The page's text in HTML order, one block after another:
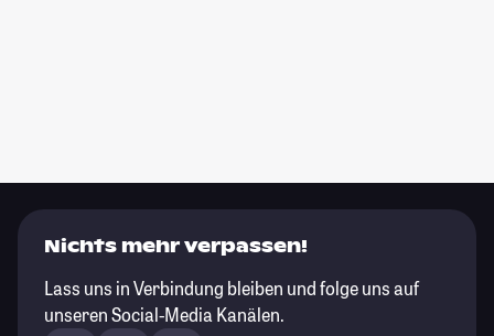
Nichts mehr verpassen!
Lass uns in Verbindung bleiben und folge uns auf
unseren Social-Media Kanälen.